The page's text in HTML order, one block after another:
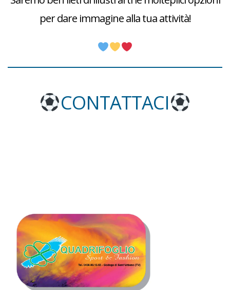
per dare immagine alla tua attività!
CONTATTACI